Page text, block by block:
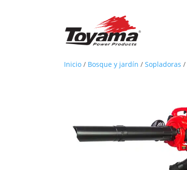
Inicio / Bosque y jardín / Sopladoras /